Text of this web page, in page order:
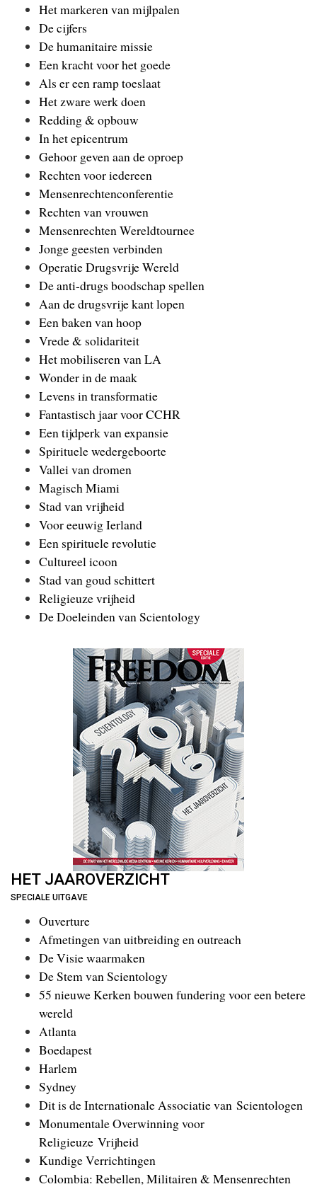
Het markeren van mijlpalen
De cijfers
De humanitaire missie
Een kracht voor het goede
Als er een ramp toeslaat
Het zware werk doen
Redding & opbouw
In het epicentrum
Gehoor geven aan de oproep
Rechten voor iedereen
Mensenrechtenconferentie
Rechten van vrouwen
Mensenrechten Wereldtournee
Jonge geesten verbinden
Operatie Drugsvrije Wereld
De anti-drugs boodschap spellen
Aan de drugsvrije kant lopen
Een baken van hoop
Vrede & solidariteit
Het mobiliseren van LA
Wonder in de maak
Levens in transformatie
Fantastisch jaar voor CCHR
Een tijdperk van expansie
Spirituele wedergeboorte
Vallei van dromen
Magisch Miami
Stad van vrijheid
Voor eeuwig Ierland
Een spirituele revolutie
Cultureel icoon
Stad van goud schittert
Religieuze vrijheid
De Doeleinden van Scientology
HET JAAROVERZICHT
SPECIALE UITGAVE
Ouverture
Afmetingen van uitbreiding en outreach
De Visie waarmaken
De Stem van Scientology
55 nieuwe Kerken bouwen fundering voor een betere
wereld
Atlanta
Boedapest
Harlem
Sydney
Dit is de Internationale Associatie van Scientologen
Monumentale Overwinning voor
Religieuze Vrijheid
Kundige Verrichtingen
Colombia: Rebellen, Militairen & Mensenrechten